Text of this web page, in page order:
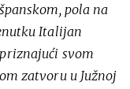
pola na
Italijan
svom
zatvoru u Južnoj